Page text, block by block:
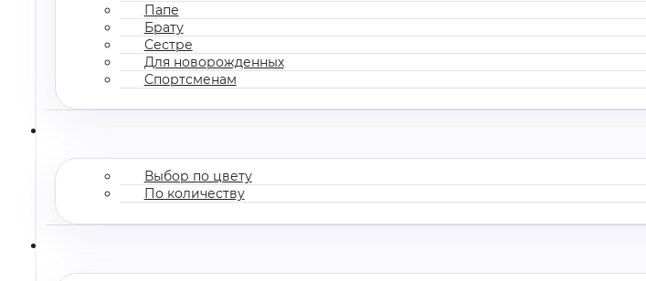
Папе
Брату
Сестре
Для новорожденных
Спортсменам
Выбор по цвету
По количеству